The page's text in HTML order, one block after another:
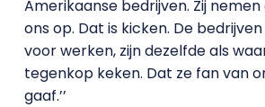
Amerikaanse bedrijven. Zij
ons op. Dat is kicken. De
voor werken, zijn dezelfde als
tegenkop keken. Dat ze fan van
gaaf.’’